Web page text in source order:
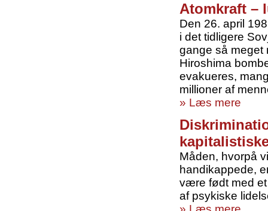
Atomkraft –
Den 26. april
i det tidligere
gange så meget
Hiroshima
evakueres,
millioner af
» Læs mere
Måden, hvorpå
handikappede,
være født med et
af psykiske